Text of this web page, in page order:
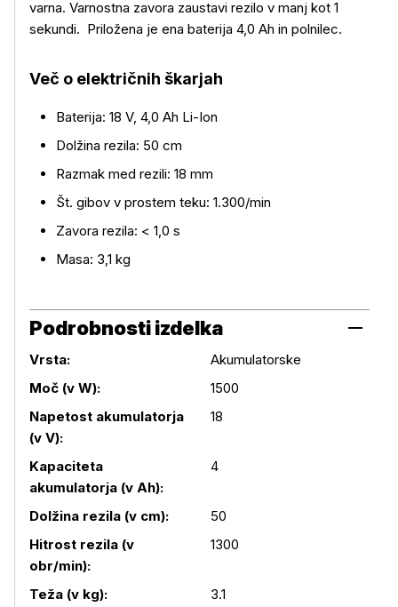
Več o izdelku
varna. Varnostna zavora zaustavi rezilo v manj kot 1
sekundi. Priložena je ena baterija 4,0 Ah in polnilec.
Več o električnih škarjah
Baterija: 18 V, 4,0 Ah Li-Ion
Dolžina rezila: 50 cm
Razmak med rezili: 18 mm
Št. gibov v prostem teku: 1.300/min
Zavora rezila: < 1,0 s
Masa: 3,1 kg
Podrobnosti izdelka
Podrobnosti izdelka
Vrsta:
Akumulatorske
Moč (v W):
1500
Napetost akumulatorja
(v V):
18
Kapaciteta
akumulatorja (v Ah):
4
Dolžina rezila (v cm):
50
Hitrost rezila (v
obr/min):
1300
Teža (v kg): 3.1